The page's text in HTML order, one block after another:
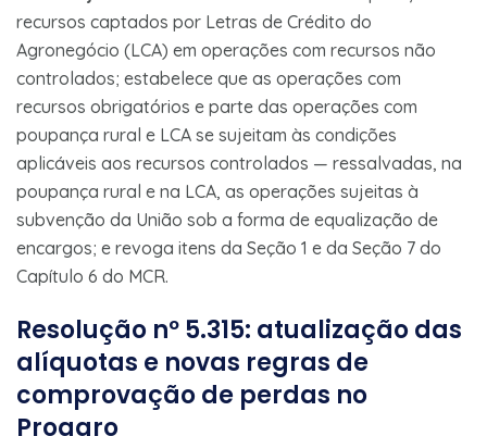
recursos captados por Letras de Crédito do
Agronegócio (LCA) em operações com recursos não
controlados; estabelece que as operações com
recursos obrigatórios e parte das operações com
poupança rural e LCA se sujeitam às condições
aplicáveis aos recursos controlados — ressalvadas, na
poupança rural e na LCA, as operações sujeitas à
subvenção da União sob a forma de equalização de
encargos; e revoga itens da Seção 1 e da Seção 7 do
Capítulo 6 do MCR.
Resolução nº 5.315: atualização das
alíquotas e novas regras de
comprovação de perdas no
Proagro